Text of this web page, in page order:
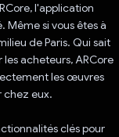
l'application
si vous êtes à
de Paris. Qui sait
acheteurs, ARCore
les œuvres
chez eux.
clés pour